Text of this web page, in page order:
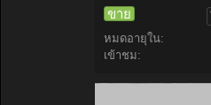
ขาย
หมดอายุใน:
เข้าชม: